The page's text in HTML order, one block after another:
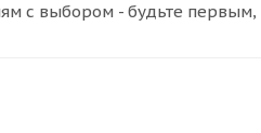
с выбором - будьте